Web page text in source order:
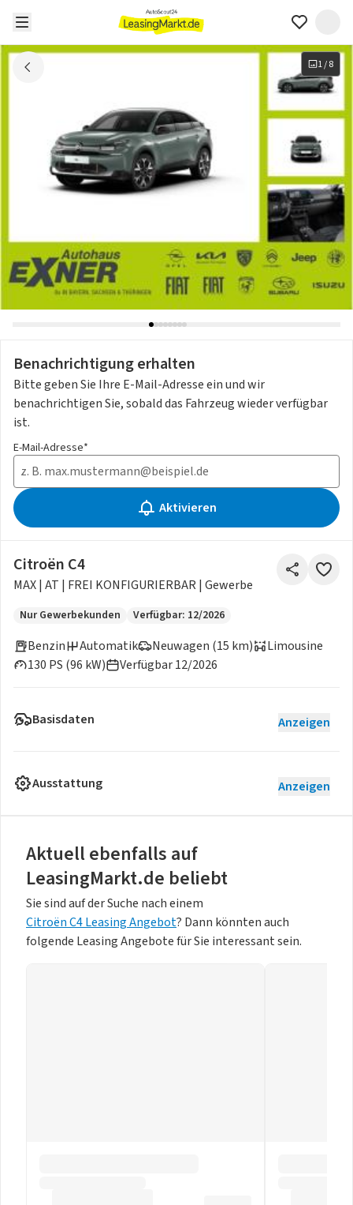
1/8
Benachrichtigung erhalten
Bitte geben Sie Ihre E-Mail-Adresse ein und wir
benachrichtigen Sie, sobald das Fahrzeug wieder verfügbar
ist.
E-Mail-Adresse*
Aktivieren
Citroën C4
MAX | AT | FREI KONFIGURIERBAR | Gewerbe
Nur Gewerbekunden Verfügbar: 12/2026
Benzin
Neuwagen (15 km)
130 PS (96 kW)
Automatik
Limousine
Verfügbar 12/2026
Basisdaten Anzeigen
Ausstattung Anzeigen
Aktuell ebenfalls auf
LeasingMarkt.de beliebt
Sie sind auf der Suche nach einem
Citroën C4 Leasing Angebot? Dann könnten auch
folgende Leasing Angebote für Sie interessant sein.